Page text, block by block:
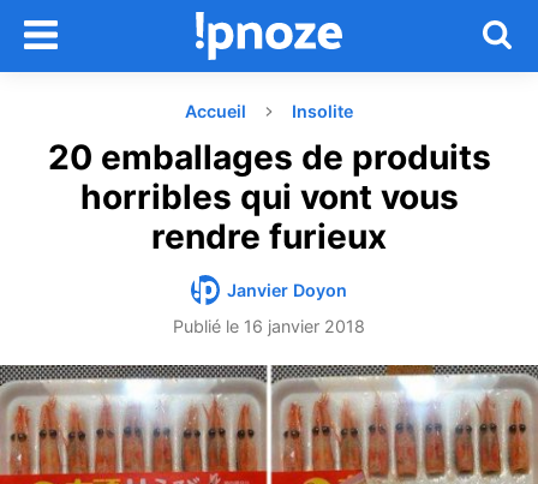
Accueil Insolite
20 emballages de produits
horribles qui vont vous
rendre furieux
Janvier Doyon
Publié le 16 janvier 2018